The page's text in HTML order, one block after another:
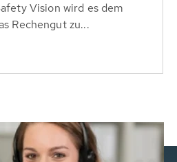
Vision wird es dem
Rechengut zu...